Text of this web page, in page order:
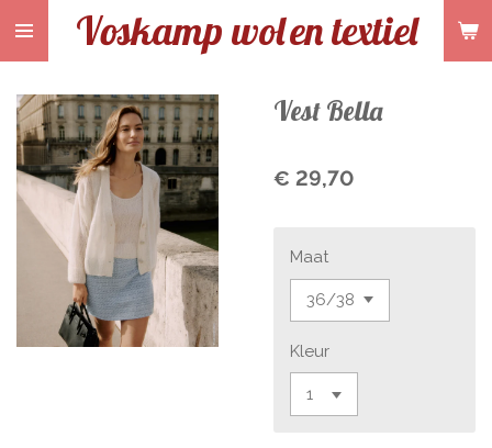
Ga
de
hoofdinhoud
Voskamp wolen textiel
Vest Bella
€ 29,70
Maat
Kleur